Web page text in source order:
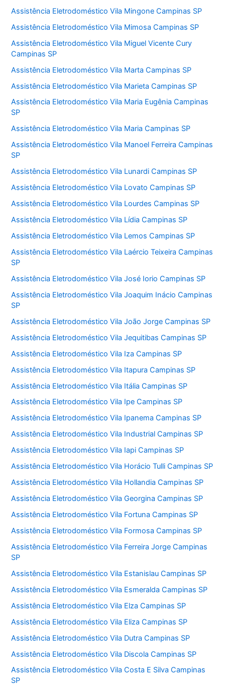
Assistência Eletrodoméstico Vila Mingone Campinas SP
Assistência Eletrodoméstico Vila Mimosa Campinas SP
Assistência Eletrodoméstico Vila Miguel Vicente Cury
Campinas SP
Assistência Eletrodoméstico Vila Marta Campinas SP
Assistência Eletrodoméstico Vila Marieta Campinas SP
Assistência Eletrodoméstico Vila Maria Eugênia Campinas
SP
Assistência Eletrodoméstico Vila Maria Campinas SP
Assistência Eletrodoméstico Vila Manoel Ferreira Campinas
SP
Assistência Eletrodoméstico Vila Lunardi Campinas SP
Assistência Eletrodoméstico Vila Lovato Campinas SP
Assistência Eletrodoméstico Vila Lourdes Campinas SP
Assistência Eletrodoméstico Vila Lídia Campinas SP
Assistência Eletrodoméstico Vila Lemos Campinas SP
Assistência Eletrodoméstico Vila Laércio Teixeira Campinas
SP
Assistência Eletrodoméstico Vila José Iorio Campinas SP
Assistência Eletrodoméstico Vila Joaquim Inácio Campinas
SP
Assistência Eletrodoméstico Vila João Jorge Campinas SP
Assistência Eletrodoméstico Vila Jequitibas Campinas SP
Assistência Eletrodoméstico Vila Iza Campinas SP
Assistência Eletrodoméstico Vila Itapura Campinas SP
Assistência Eletrodoméstico Vila Itália Campinas SP
Assistência Eletrodoméstico Vila Ipe Campinas SP
Assistência Eletrodoméstico Vila Ipanema Campinas SP
Assistência Eletrodoméstico Vila Industrial Campinas SP
Assistência Eletrodoméstico Vila Iapi Campinas SP
Assistência Eletrodoméstico Vila Horácio Tulli Campinas SP
Assistência Eletrodoméstico Vila Hollandia Campinas SP
Assistência Eletrodoméstico Vila Georgina Campinas SP
Assistência Eletrodoméstico Vila Fortuna Campinas SP
Assistência Eletrodoméstico Vila Formosa Campinas SP
Assistência Eletrodoméstico Vila Ferreira Jorge Campinas
SP
Assistência Eletrodoméstico Vila Estanislau Campinas SP
Assistência Eletrodoméstico Vila Esmeralda Campinas SP
Assistência Eletrodoméstico Vila Elza Campinas SP
Assistência Eletrodoméstico Vila Eliza Campinas SP
Assistência Eletrodoméstico Vila Dutra Campinas SP
Assistência Eletrodoméstico Vila Discola Campinas SP
Assistência Eletrodoméstico Vila Costa E Silva Campinas
SP